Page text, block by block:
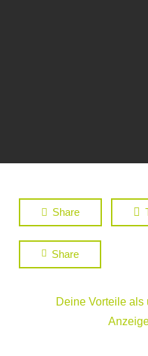
Share
Share
Deine Vorteile als